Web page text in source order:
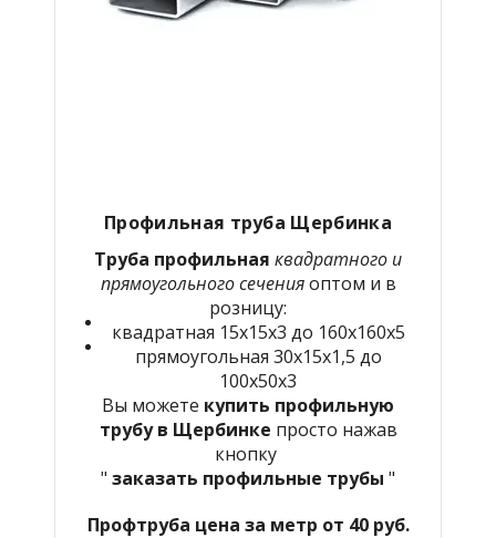
Профильная труба Щербинка
Труба профильная квадратного и
прямоугольного сеченияоптом и в
розницу:
квадратная 15х15х3 до 160х160х5
прямоугольная 30х15х1,5 до
100х50х3
Вы можете купить профильную
трубу в Щербинке просто нажав
кнопку
" заказать профильные трубы "
Профтруба цена за метр от 40 руб.